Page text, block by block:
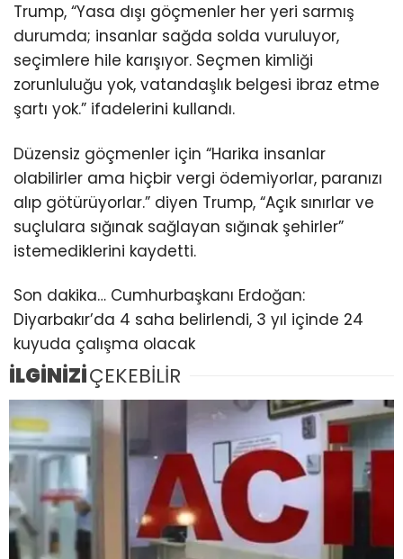
Trump, “Yasa dışı göçmenler her yeri sarmış
durumda; insanlar sağda solda vuruluyor,
seçimlere hile karışıyor. Seçmen kimliği
zorunluluğu yok, vatandaşlık belgesi ibraz etme
şartı yok.” ifadelerini kullandı.
Düzensiz göçmenler için “Harika insanlar
olabilirler ama hiçbir vergi ödemiyorlar, paranızı
alıp götürüyorlar.” diyen Trump, “Açık sınırlar ve
suçlulara sığınak sağlayan sığınak şehirler”
istemediklerini kaydetti.
Son dakika… Cumhurbaşkanı Erdoğan:
Diyarbakır’da 4 saha belirlendi, 3 yıl içinde 24
kuyuda çalışma olacak
İLGİNİZİÇEKEBİLİR